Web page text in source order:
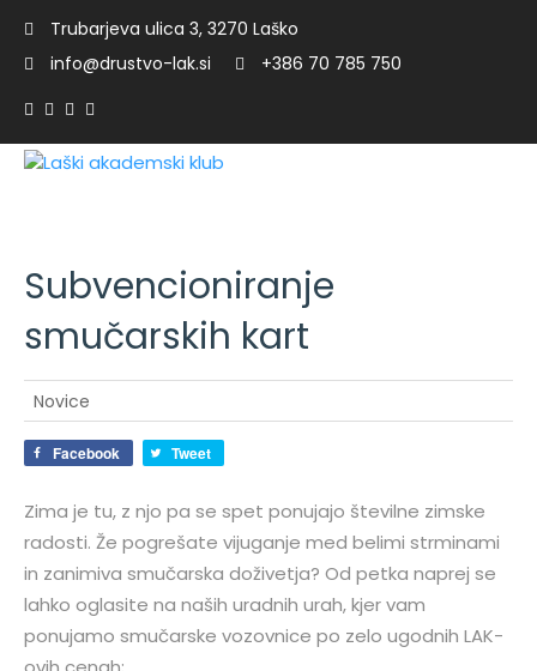
Trubarjeva ulica 3, 3270 Laško
info@drustvo-lak.si
+386 70 785 750
Subvencioniranje
smučarskih kart
Novice
Facebook Tweet
Zima je tu, z njo pa se spet ponujajo številne zimske
radosti. Že pogrešate vijuganje med belimi strminami
in zanimiva smučarska doživetja? Od petka naprej se
lahko oglasite na naših uradnih urah, kjer vam
ponujamo smučarske vozovnice po zelo ugodnih LAK-